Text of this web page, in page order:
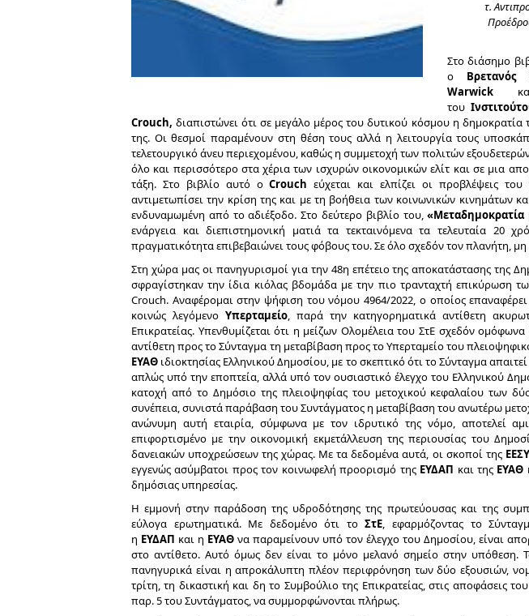
τ.
Στο διάσημο
ο Βρετανός
Warwick και
του
Crouch, διαπιστώνει ότι σε μεγάλο μέρος του δυτικού κόσμου η δημοκρατία
της. Οι θεσμοί παραμένουν στη θέση τους αλλά η λειτουργία τους
τελετουργικό άνευ περιεχομένου, καθώς η συμμετοχή των πολιτών
όλο και περισσότερο στα χέρια των ισχυρών οικονομικών ελίτ και σε μια
τάξη. Στο βιβλίο αυτό οCrouch εύχεται και ελπίζει οι προβλέψεις
αντιμετωπίσει την κρίση της και με τη βοήθεια των κοινωνικών κινημάτων
ενδυναμωμένη από το αδιέξοδο. Στο δεύτερο βιβλίο του,«Μεταδημοκρατία
ενάργεια και διεπιστημονική ματιά τα τεκταινόμενα τα τελευταία 20
πραγματικότητα επιβεβαιώνει τους φόβους του. Σε όλο σχεδόν τον πλανήτη,
Στη χώρα μας οι πανηγυρισμοί για την 48η επέτειο της αποκατάστασης της
σφραγίστηκαν την ίδια κιόλας βδομάδα με την πιο τρανταχτή επικύρωση
Crouch. Αναφέρομαι στην ψήφιση του νόμου 4964/2022, ο οποίος επαναφέρει
κοινώς λεγόμενο Υπερταμείο, παρά την κατηγορηματικά αντίθετη
Επικρατείας. Υπενθυμίζεται ότι η μείζων Ολομέλεια του ΣτΕ σχεδόν
αντίθετη προς το Σύνταγμα τη μεταβίβαση προς το Υπερταμείο του
ΕΥΑΘ ιδιοκτησίας Ελληνικού Δημοσίου, με το σκεπτικό ότι το Σύνταγμα
απλώς υπό την εποπτεία, αλλά υπό τον ουσιαστικό έλεγχο του Ελληνικού
κατοχή από το Δημόσιο της πλειοψηφίας του μετοχικού κεφαλαίου των
συνέπεια, συνιστά παράβαση του Συντάγματος η μεταβίβαση του ανωτέρω
ανώνυμη αυτή εταιρία, σύμφωνα με τον ιδρυτικό της νόμο, αποτελεί
επιφορτισμένο με την οικονομική εκμετάλλευση της περιουσίας του
δανειακών υποχρεώσεων της χώρας. Με τα δεδομένα αυτά, οι σκοποί της
εγγενώς ασύμβατοι προς τον κοινωφελή προορισμό τηςΕΥΔΑΠ και της ΕΥΑΘ
δημόσιας υπηρεσίας.
Η εμμονή στην παράδοση της υδροδότησης της πρωτεύουσας και της
εύλογα ερωτηματικά. Με δεδομένο ότι τοΣτΕ, εφαρμόζοντας το
η ΕΥΔΑΠ και η ΕΥΑΘ να παραμείνουν υπό τον έλεγχο του Δημοσίου, είναι
στο αντίθετο. Αυτό όμως δεν είναι το μόνο μελανό σημείο στην υπόθεση.
πανηγυρικά είναι η απροκάλυπτη πλέον περιφρόνηση των δύο εξουσιών,
τρίτη, τη δικαστική και δη το Συμβούλιο της Επικρατείας, στις αποφάσεις
παρ. 5 του Συντάγματος, να συμμορφώνονται πλήρως.